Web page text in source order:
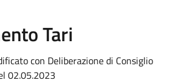
Tari
con Deliberazione di Consiglio
02.05.2023